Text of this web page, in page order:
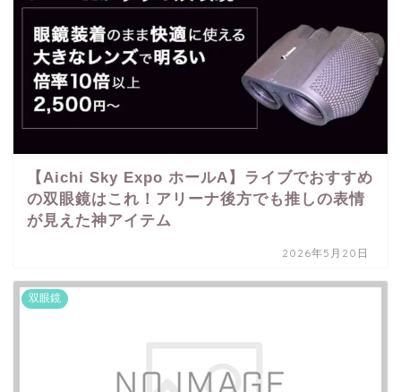
【Aichi Sky Expo ホールA】ライブでおすすめ
の双眼鏡はこれ！アリーナ後方でも推しの表情
が見えた神アイテム
2026年5月20日
双眼鏡